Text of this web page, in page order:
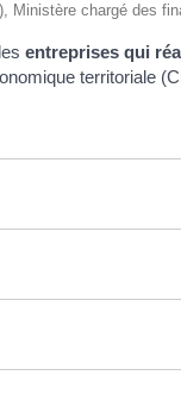
Ministère chargé des
entreprises qui
territoriale